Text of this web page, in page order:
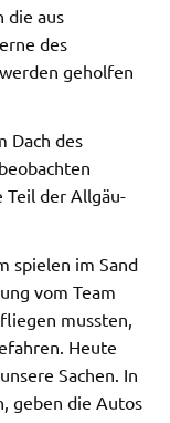
die aus
des
geholfen
Dach des
der Allgäu-
spielen im Sand
vom Team
mussten,
Heute
Sachen. In
geben die Autos